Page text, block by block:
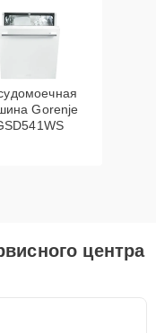
Gorenje
центра